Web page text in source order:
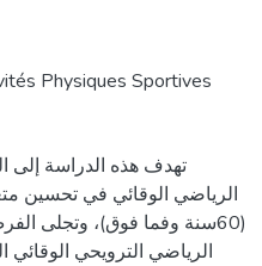
Physiques Sportives
تهدف هذه الدراسة إلى
الرياضي الوقائي في تحسين
(60سنة وفما فوق)، وتجلى
الرياضي الترويحي